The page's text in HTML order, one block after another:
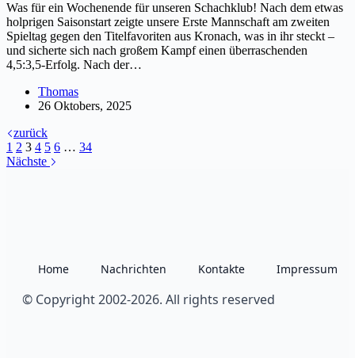
Was für ein Wochenende für unseren Schachklub! Nach dem etwas
holprigen Saisonstart zeigte unsere Erste Mannschaft am zweiten
Spieltag gegen den Titelfavoriten aus Kronach, was in ihr steckt –
und sicherte sich nach großem Kampf einen überraschenden
4,5:3,5-Erfolg. Nach der…
Thomas
26 Oktobers, 2025
zurück
1 2 3 4 5 6 … 34
Nächste
Home Nachrichten Kontakte Impressum
© Copyright 2002-2026. All rights reserved